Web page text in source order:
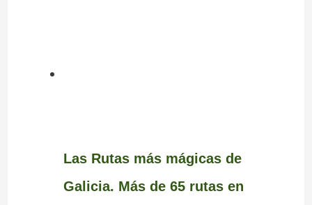
Las Rutas más mágicas de
Galicia. Más de 65 rutas en